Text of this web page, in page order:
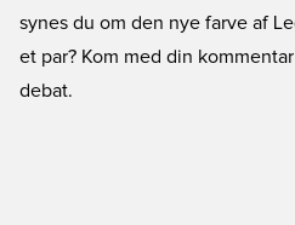
synes du om den nye farve af
et par? Kom med din
debat.